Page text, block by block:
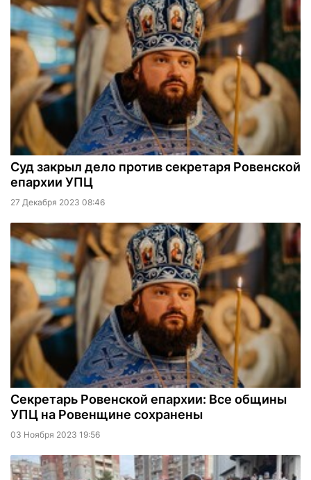
Суд закрыл дело против секретаря Ровенской
епархии УПЦ
27 Декабря 2023 08:46
Секретарь Ровенской епархии: Все общины
УПЦ на Ровенщине сохранены
03 Ноября 2023 19:56